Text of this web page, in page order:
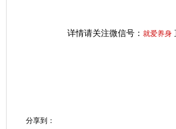
详情请关注微信号： 就爱养身
分享到：